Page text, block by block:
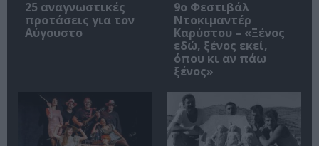
25 αναγνωστικές
προτάσεις για τον
Αύγουστο
9ο Φεστιβάλ
Ντοκιμαντέρ
Καρύστου – «Ξένος
εδώ, ξένος εκεί,
όπου κι αν πάω
ξένος»